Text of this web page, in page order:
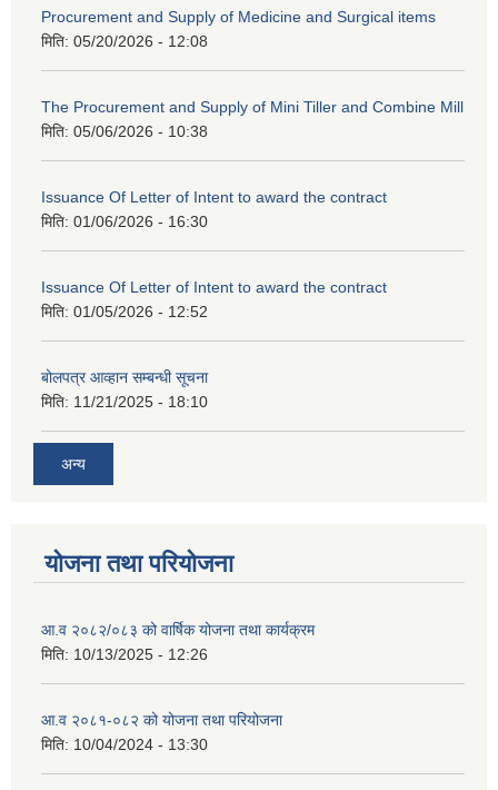
Procurement and Supply of Medicine and Surgical items
मिति: 05/20/2026 - 12:08
The Procurement and Supply of Mini Tiller and Combine Mill
मिति: 05/06/2026 - 10:38
Issuance Of Letter of Intent to award the contract
मिति: 01/06/2026 - 16:30
Issuance Of Letter of Intent to award the contract
मिति: 01/05/2026 - 12:52
बोलपत्र आव्हान सम्बन्धी सूचना
मिति: 11/21/2025 - 18:10
अन्य
योजना तथा परियोजना
आ.व २०८२/०८३ को वार्षिक योजना तथा कार्यक्रम
मिति: 10/13/2025 - 12:26
आ.व २०८१-०८२ को योजना तथा परियोजना
मिति: 10/04/2024 - 13:30